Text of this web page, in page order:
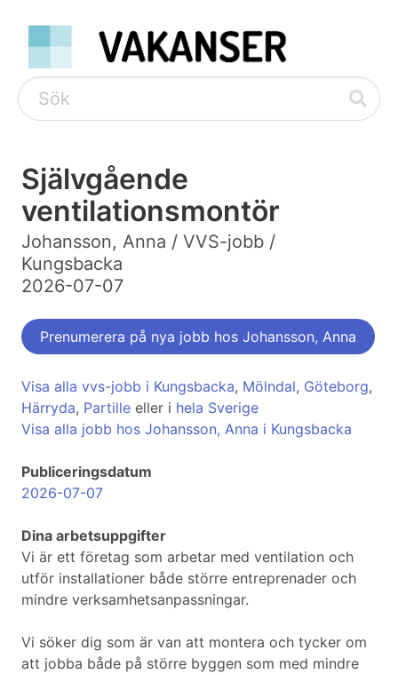
Självgående
ventilationsmontör
Johansson, Anna / VVS-jobb /
Kungsbacka
2026-07-07
Prenumerera på nya jobb hos Johansson, Anna
Visa alla vvs-jobb i Kungsbacka, Mölndal, Göteborg,
Härryda, Partille eller i hela Sverige
Visa alla jobb hos Johansson, Anna i Kungsbacka
Publiceringsdatum
2026-07-07
Dina arbetsuppgifter
Vi är ett företag som arbetar med ventilation och
utför installationer både större entreprenader och
mindre verksamhetsanpassningar.
Vi söker dig som är van att montera och tycker om
att jobba både på större byggen som med mindre